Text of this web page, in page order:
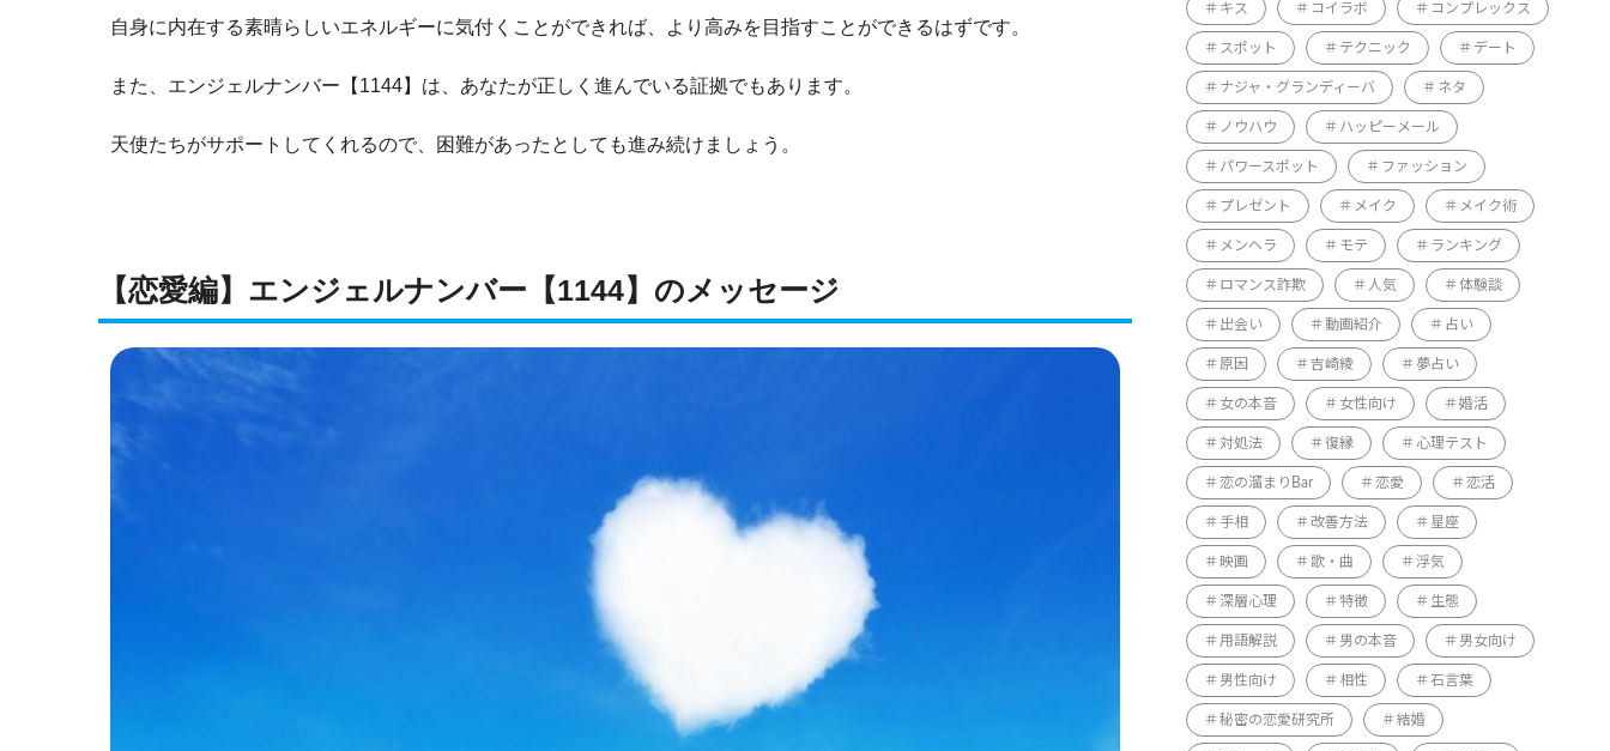
自身に内在する素晴らしいエネルギーに気付くことができれば、より高みを目指すことができるはずです。
また、エンジェルナンバー【1144】は、あなたが正しく進んでいる証拠でもあります。
天使たちがサポートしてくれるので、困難があったとしても進み続けましょう。
【恋愛編】エンジェルナンバー【1144】のメッセージ
キス コイラボ コンプレックス
スポット テクニック デート
ナジャ・グランディーバ ネタ
ノウハウ ハッピーメール
パワースポット ファッション
プレゼント メイク メイク術
メンヘラ モテ ランキング
ロマンス詐欺 人気 体験談
出会い 動画紹介 占い
原因 吉崎綾 夢占い
女の本音 女性向け 婚活
対処法 復縁 心理テスト
恋の溜まりBar 恋愛 恋活
手相 改善方法 星座
映画 歌・曲 浮気
深層心理 特徴 生態
用語解説 男の本音 男女向け
男性向け 相性 石言葉
秘密の恋愛研究所 結婚